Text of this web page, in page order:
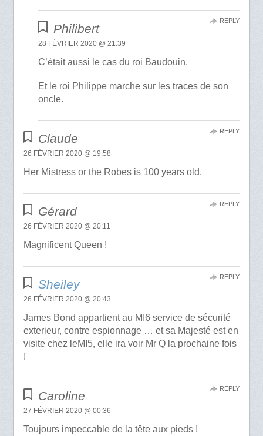
Philibert
28 FÉVRIER 2020 @ 21:39
C’était aussi le cas du roi Baudouin.
Et le roi Philippe marche sur les traces de son
oncle.
REPLY
Claude
26 FÉVRIER 2020 @ 19:58
Her Mistress or the Robes is 100 years old.
REPLY
Gérard
26 FÉVRIER 2020 @ 20:11
Magnificent Queen !
REPLY
Sheiley
26 FÉVRIER 2020 @ 20:43
James Bond appartient au MI6 service de sécurité
exterieur, contre espionnage … et sa Majesté est en
visite chez leMI5, elle ira voir Mr Q la prochaine fois
!
REPLY
Caroline
27 FÉVRIER 2020 @ 00:36
Toujours impeccable de la tête aux pieds !
REPLY